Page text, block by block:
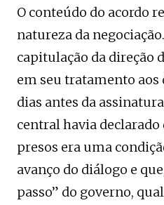
O conteúdo do acordo
natureza da
capitulação da direção
em seu tratamento aos
dias antes da
central havia declarado
presos era uma
avanço do diálogo e
passo” do governo,